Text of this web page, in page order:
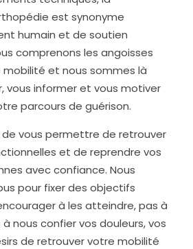
est synonyme
humain et de soutien
comprenons les angoisses
et nous sommes là
vous informer et vous motiver
parcours de guérison.
vous permettre de retrouver
et de reprendre vos
avec confiance. Nous
pour fixer des objectifs
à les atteindre, pas à
nous confier vos douleurs, vos
de retrouver votre mobilité